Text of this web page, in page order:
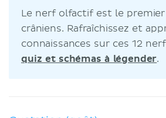
Le nerf olfactif est le premier
crâniens. Rafraîchissez et
connaissances sur ces 12
quiz et schémas à légender.